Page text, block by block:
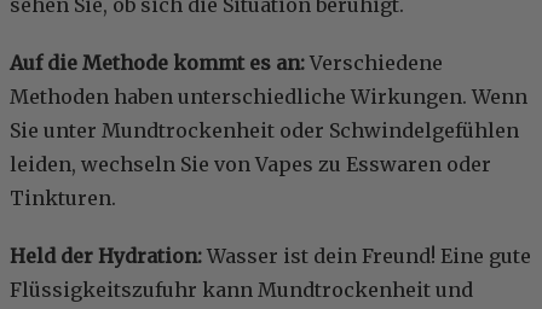
Auf die Methode kommt es an:Verschiedene
Methoden haben unterschiedliche Wirkungen. Wenn
Sie unter Mundtrockenheit oder Schwindelgefühlen
leiden, wechseln Sie von Vapes zu Esswaren oder
Tinkturen.
Held der Hydration:Wasser ist dein Freund! Eine gute
Flüssigkeitszufuhr kann Mundtrockenheit und